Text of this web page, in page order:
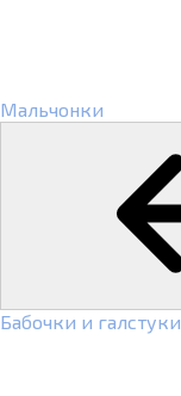
Мальчонки
Бабочки и галстуки